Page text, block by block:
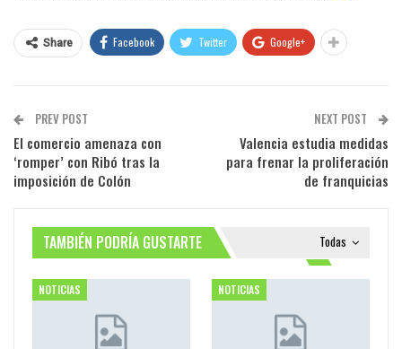
Share Facebook Twitter Google+
PREV POST
El comercio amenaza con
‘romper’ con Ribó tras la
imposición de Colón
NEXT POST
Valencia estudia medidas
para frenar la proliferación
de franquicias
Todas
TAMBIÉN PODRÍA GUSTARTE
NOTICIAS NOTICIAS